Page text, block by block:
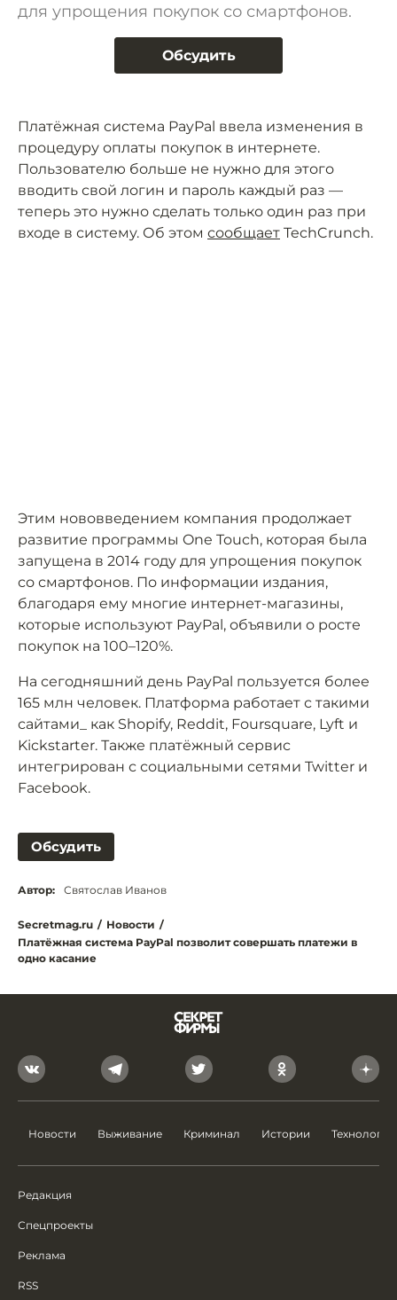
для упрощения покупок со смартфонов.
Обсудить
Платёжная система PayPal ввела изменения в
процедуру оплаты покупок в интернете.
Пользователю больше не нужно для этого
вводить свой логин и пароль каждый раз —
теперь это нужно сделать только один раз при
входе в систему. Об этом сообщает TechCrunch.
Этим нововведением компания продолжает
развитие программы One Touch, которая была
запущена в 2014 году для упрощения покупок
со смартфонов. По информации издания,
благодаря ему многие интернет-магазины,
которые используют PayPal, объявили о росте
покупок на 100–120%.
На сегодняшний день PayPal пользуется более
165 млн человек. Платформа работает с такими
сайтами_ как Shopify, Reddit, Foursquare, Lyft и
Kickstarter. Также платёжный сервис
интегрирован с социальными сетями Twitter и
Facebook.
Обсудить
Автор: Святослав Иванов
Secretmag.ru / Новости /
Платёжная система PayPal позволит совершать платежи в
одно касание
Новости Выживание Криминал Истории Технологии
Редакция
Спецпроекты
Реклама
RSS